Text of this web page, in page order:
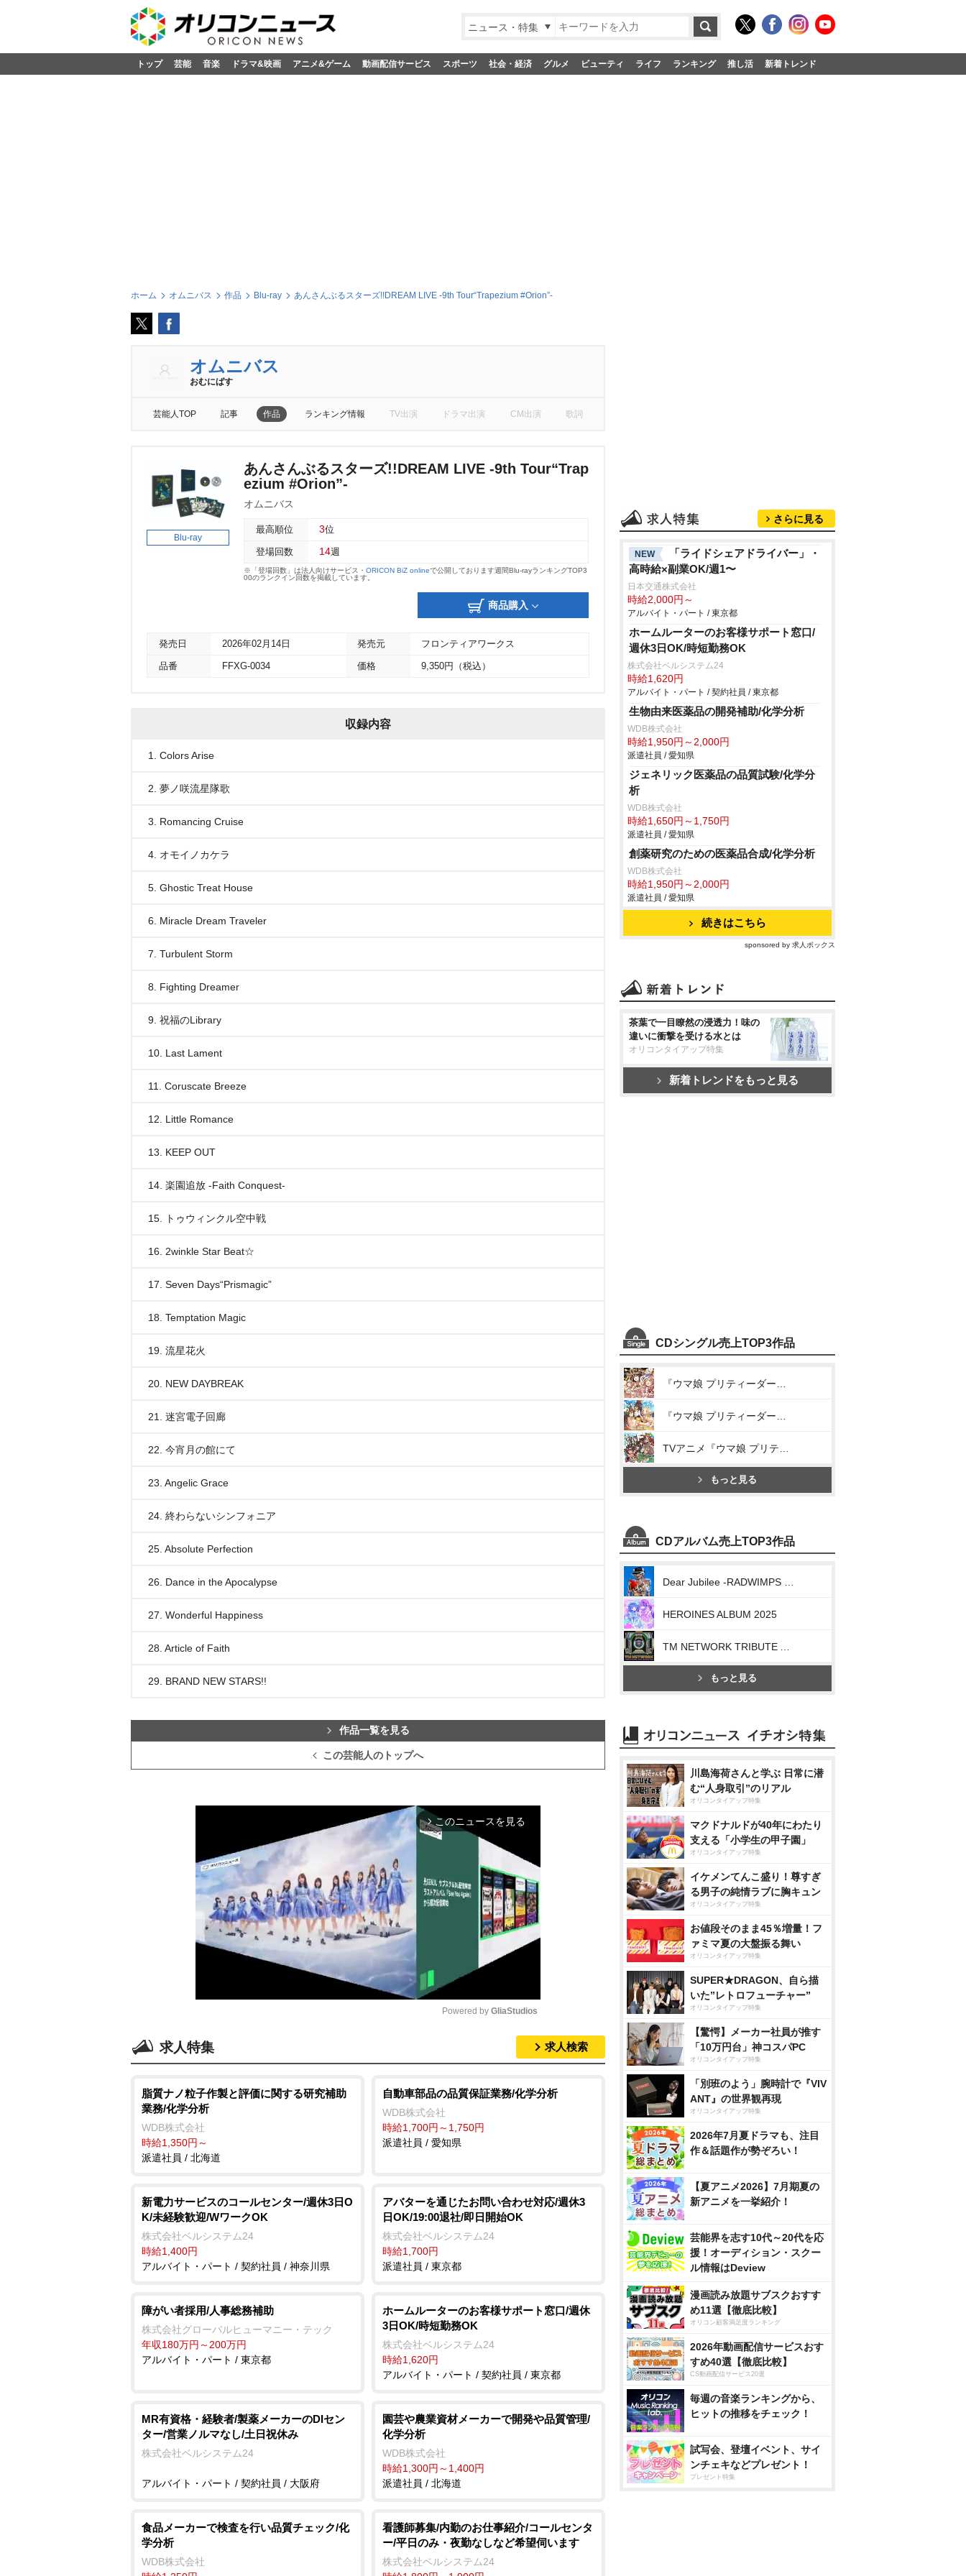
ニュース・特集
トップ 芸能 音楽 ドラマ&映画 アニメ&ゲーム 動画配信サービス スポーツ 社会・経済 グルメ ビューティ ライフ ランキング 推し活 新着トレンド
ホーム オムニバス 作品 Blu-ray あんさんぶるスターズ!!DREAM LIVE -9th Tour“Trapezium #Orion”-
オムニバス
おむにばす
芸能人TOP 記事 作品 ランキング情報 TV出演 ドラマ出演 CM出演 歌詞
Blu-ray
あんさんぶるスターズ!!DREAM LIVE -9th Tour“Trap
ezium #Orion”-
オムニバス
最高順位 3位
登場回数 14週
※「登場回数」は法人向けサービス・ ORICON BiZ onlineで公開しております週間Blu-rayランキングTOP3
00のランクイン回数を掲載しています。
商品購入
発売日 2026年02月14日 発売元 フロンティアワークス
品番 FFXG-0034 価格 9,350円（税込）
収録内容
1. Colors Arise
2. 夢ノ咲流星隊歌
3. Romancing Cruise
4. オモイノカケラ
5. Ghostic Treat House
6. Miracle Dream Traveler
7. Turbulent Storm
8. Fighting Dreamer
9. 祝福のLibrary
10. Last Lament
11. Coruscate Breeze
12. Little Romance
13. KEEP OUT
14. 楽園追放 -Faith Conquest-
15. トゥウィンクル空中戦
16. 2winkle Star Beat☆
17. Seven Days“Prismagic”
18. Temptation Magic
19. 流星花火
20. NEW DAYBREAK
21. 迷宮電子回廊
22. 今宵月の館にて
23. Angelic Grace
24. 終わらないシンフォニア
25. Absolute Perfection
26. Dance in the Apocalypse
27. Wonderful Happiness
28. Article of Faith
29. BRAND NEW STARS!!
作品一覧を見る
この芸能人のトップへ
arrow_forward_ios このニュースを見る
t
Powered by GliaStudios
求人特集 求人検索
脂質ナノ粒子作製と評価に関する研究補助
業務/化学分析
WDB株式会社
時給1,350円～
派遣社員 / 北海道
自動車部品の品質保証業務/化学分析
WDB株式会社
時給1,700円～1,750円
派遣社員 / 愛知県
新電力サービスのコールセンター/週休3日O
K/未経験歓迎/WワークOK
株式会社ベルシステム24
時給1,400円
アルバイト・パート / 契約社員 / 神奈川県
アバターを通じたお問い合わせ対応/週休3
日OK/19:00退社/即日開始OK
株式会社ベルシステム24
時給1,700円
派遣社員 / 東京都
障がい者採用/人事総務補助
株式会社グローバルヒューマニー・テック
年収180万円～200万円
アルバイト・パート / 東京都
ホームルーターのお客様サポート窓口/週休
3日OK/時短勤務OK
株式会社ベルシステム24
時給1,620円
アルバイト・パート / 契約社員 / 東京都
MR有資格・経験者/製薬メーカーのDIセン
ター/営業ノルマなし/土日祝休み
株式会社ベルシステム24
アルバイト・パート / 契約社員 / 大阪府
園芸や農業資材メーカーで開発や品質管理/
化学分析
WDB株式会社
時給1,300円～1,400円
派遣社員 / 北海道
食品メーカーで検査を行い品質チェック/化
学分析
WDB株式会社
看護師募集/内勤のお仕事紹介/コールセンタ
ー/平日のみ・夜勤なしなど希望伺います
株式会社ベルシステム24
さらに見る
NEW
「ライドシェアドライバー」・
高時給×副業OK/週1〜
日本交通株式会社
時給2,000円～
アルバイト・パート / 東京都
ホームルーターのお客様サポート窓口/
週休3日OK/時短勤務OK
株式会社ベルシステム24
時給1,620円
アルバイト・パート / 契約社員 / 東京都
生物由来医薬品の開発補助/化学分析
WDB株式会社
時給1,950円～2,000円
派遣社員 / 愛知県
ジェネリック医薬品の品質試験/化学分
析
WDB株式会社
時給1,650円～1,750円
派遣社員 / 愛知県
創薬研究のための医薬品合成/化学分析
WDB株式会社
時給1,950円～2,000円
派遣社員 / 愛知県
続きはこちら
sponsored by 求人ボックス
茶葉で一目瞭然の浸透力！味の
違いに衝撃を受ける水とは
オリコンタイアップ特集
新着トレンドをもっと見る
CDシングル売上TOP3作品
もっと見る
CDアルバム売上TOP3作品
HEROINES ALBUM 2025
もっと見る
川島海荷さんと学ぶ 日常に潜
む“人身取引”のリアル
オリコンタイアップ特集
マクドナルドが40年にわたり
支える「小学生の甲子園」
オリコンタイアップ特集
イケメンてんこ盛り！尊すぎ
る男子の純情ラブに胸キュン
オリコンタイアップ特集
お値段そのまま45％増量！フ
ァミマ夏の大盤振る舞い
オリコンタイアップ特集
SUPER★DRAGON、自ら描
いた”レトロフューチャー”
オリコンタイアップ特集
【驚愕】メーカー社員が推す
「10万円台」神コスパPC
オリコンタイアップ特集
「別班のよう」腕時計で『VIV
ANT』の世界観再現
オリコンタイアップ特集
2026年7月夏ドラマも、注目
作＆話題作が勢ぞろい！
【夏アニメ2026】7月期夏の
新アニメを一挙紹介！
芸能界を志す10代～20代を応
援！オーディション・スクー
ル情報はDeview
漫画読み放題サブスクおすす
め11選【徹底比較】
オリコン顧客満足度ランキング
2026年動画配信サービスおす
すめ40選【徹底比較】
CS動画配信サービス20選
毎週の音楽ランキングから、
ヒットの推移をチェック！
試写会、登壇イベント、サイ
ンチェキなどプレゼント！
プレゼント特集